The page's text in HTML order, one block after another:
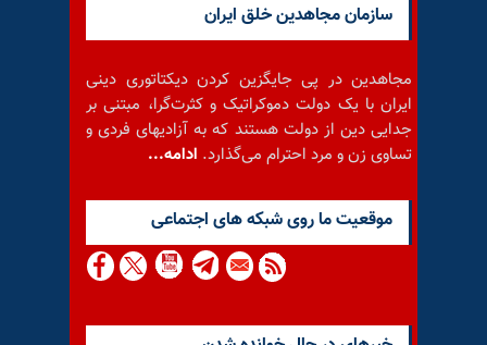
سازمان مجاهدین خلق ایران
مجاهدین در پی جایگزین کردن دیکتاتوری دینی
ایران با یک دولت دموکراتیک و کثرت‌گرا، مبتنی بر
جدایی دین از دولت هستند که به آزادیهای فردی و
تساوی زن و مرد احترام می‌گذارد. ادامه...
موقعيت ما روى شبكه هاى اجتماعى